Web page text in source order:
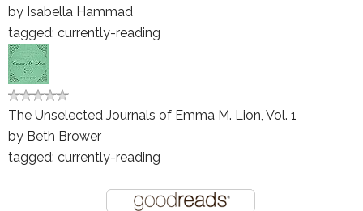
by Isabella Hammad
tagged: currently-reading
The Unselected Journals of Emma M. Lion, Vol. 1
by Beth Brower
tagged: currently-reading